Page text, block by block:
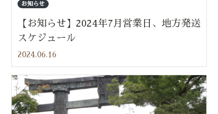
お知らせ
【お知らせ】2024年7月営業日、地方発送
スケジュール
2024.06.16